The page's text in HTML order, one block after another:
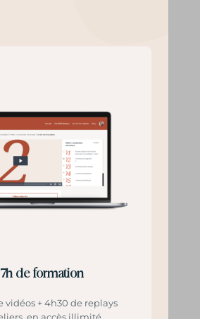
7h de formation
vidéos + 4h30 de replays
en accès illimité.